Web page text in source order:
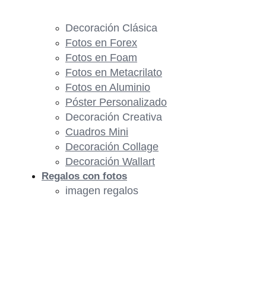
Decoración Clásica
Fotos en Forex
Fotos en Foam
Fotos en Metacrilato
Fotos en Aluminio
Póster Personalizado
Decoración Creativa
Cuadros Mini
Decoración Collage
Decoración Wallart
Regalos con fotos
imagen regalos